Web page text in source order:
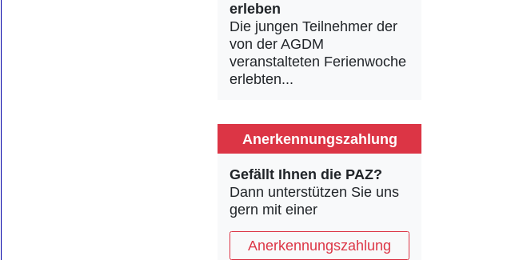
erleben
Die jungen Teilnehmer der
von der AGDM
veranstalteten Ferienwoche
erlebten...
Anerkennungszahlung
Gefällt Ihnen die PAZ?
Dann unterstützen Sie uns
gern mit einer
Anerkennungszahlung